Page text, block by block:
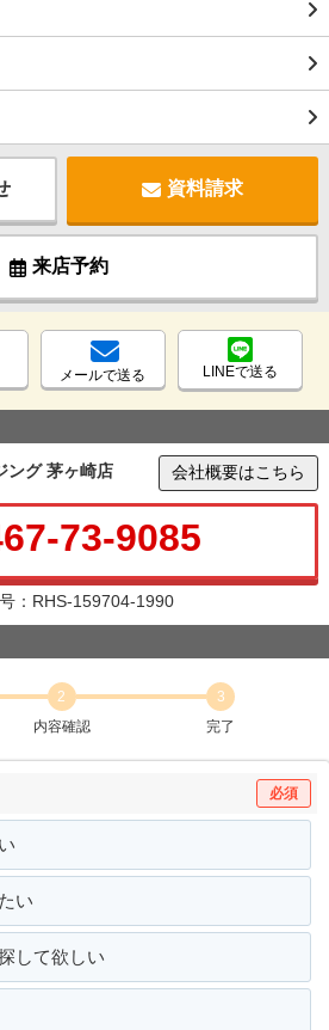
資料請求
来店予約
メールで送る LINEで送る
ング 茅ヶ崎店 会社概要はこちら
73-9085
：RHS-159704-1990
2
内容確認
3
完了
必須
い
して欲しい